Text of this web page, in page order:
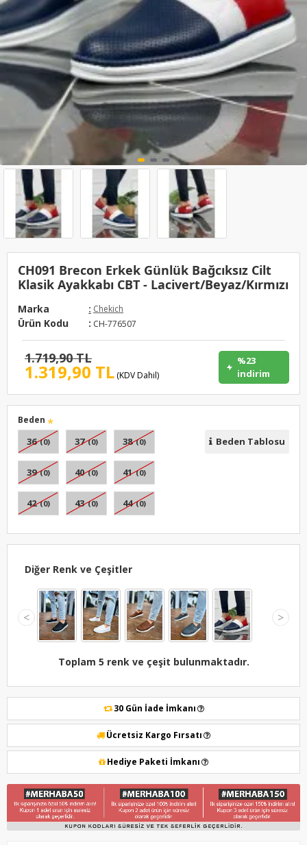
CH091 Brecon Erkek Günlük Bağcıksız Cilt
Klasik Ayakkabı CBT - Lacivert/Beyaz/Kırmızı
Marka : Chekich
Ürün Kodu : CH-776507
1.319,90 TL (KDV Dahil)
1.719,90 TL
%23
indirim
Beden
36 (0) 37 (0) 38 (0)
39 (0) 40 (0) 41 (0)
42 (0) 43 (0) 44 (0)
Beden Tablosu
Diğer Renk ve Çeşitler
< >
Toplam 5 renk ve çeşit bulunmaktadır.
30 Gün İade İmkanı
Ücretsiz Kargo Fırsatı
Hediye Paketi İmkanı